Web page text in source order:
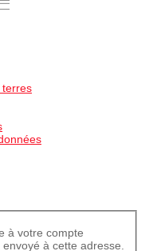
terres
à votre compte
à cette adresse.